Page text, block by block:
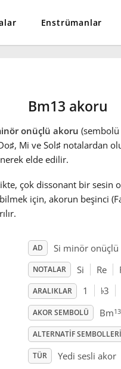
Enstrümanlar
Bm13 akoru
onüçlü akoru (sembolü
♯, Mi ve Sol♯notalardan
elde edilir.
çok dissonant bir sesin
için, akorun beşinci
AD Si minör onüçlü
NOTALAR Si Re
ARALIKLAR 1 ♭3
AKOR SEMBOLÜ Bm13
ALTERNATIF SEMBOLLERI
TÜR Yedi sesli akor